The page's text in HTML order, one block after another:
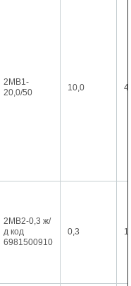
2МВ1-
20,0/50
10,0
2МВ2-0,3 ж/
д код
6981500910
0,3